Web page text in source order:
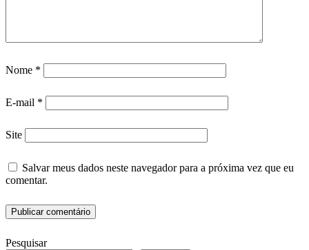
Nome *
E-mail *
Site
Salvar meus dados neste navegador para a próxima vez que eu
comentar.
Pesquisar